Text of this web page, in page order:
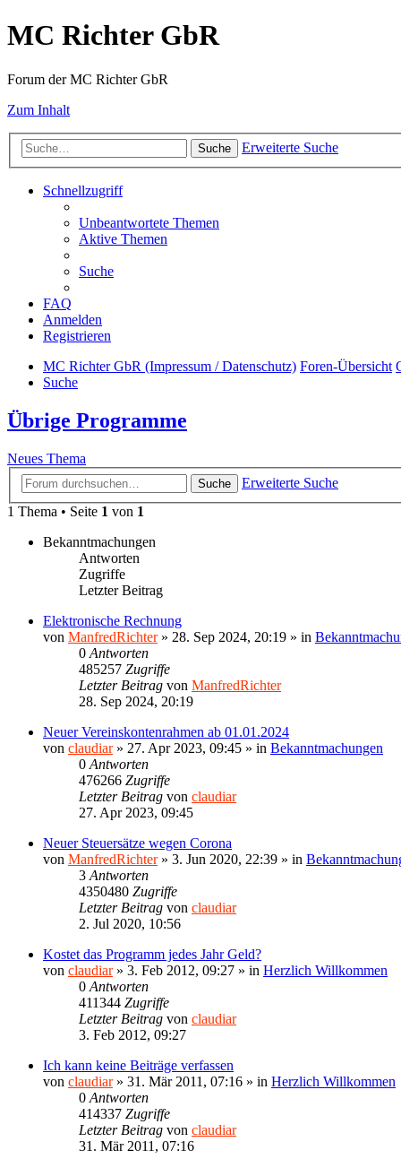
MC Richter GbR
Forum der MC Richter GbR
Zum Inhalt
Suche Erweiterte Suche
Schnellzugriff
Unbeantwortete Themen
Aktive Themen
Suche
FAQ
Anmelden
Registrieren
MC Richter GbR (Impressum / Datenschutz) Foren-Übersicht
Suche
Übrige Programme
Neues Thema
Suche
Erweiterte Suche
1 Thema • Seite 1 von 1
Bekanntmachungen
Antworten
Zugriffe
Letzter Beitrag
Elektronische Rechnung
von ManfredRichter» 28. Sep 2024, 20:19 » in
0 Antworten
485257 Zugriffe
Letzter Beitrag von ManfredRichter
28. Sep 2024, 20:19
Neuer Vereinskontenrahmen ab 01.01.2024
von claudiar» 27. Apr 2023, 09:45 » in Bekanntmachungen
0 Antworten
476266 Zugriffe
Letzter Beitrag von claudiar
27. Apr 2023, 09:45
Neuer Steuersätze wegen Corona
von ManfredRichter» 3. Jun 2020, 22:39 » in
3 Antworten
4350480 Zugriffe
Letzter Beitrag von claudiar
2. Jul 2020, 10:56
Kostet das Programm jedes Jahr Geld?
von claudiar» 3. Feb 2012, 09:27 » in Herzlich Willkommen
0 Antworten
411344 Zugriffe
Letzter Beitrag von claudiar
3. Feb 2012, 09:27
Ich kann keine Beiträge verfassen
von claudiar» 31. Mär 2011, 07:16 » in Herzlich Willkommen
0 Antworten
414337 Zugriffe
Letzter Beitrag von claudiar
31. Mär 2011, 07:16